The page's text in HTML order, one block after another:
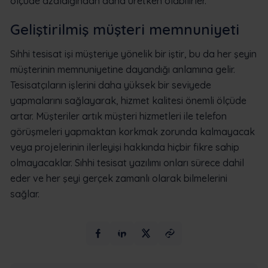
Geliştirilmiş müşteri memnuniyeti
Sıhhi tesisat işi müşteriye yönelik bir iştir, bu da her şeyin
müşterinin memnuniyetine dayandığı anlamına gelir.
Tesisatçıların işlerini daha yüksek bir seviyede
yapmalarını sağlayarak, hizmet kalitesi önemli ölçüde
artar. Müşteriler artık müşteri hizmetleri ile telefon
görüşmeleri yapmaktan korkmak zorunda kalmayacak
veya projelerinin ilerleyişi hakkında hiçbir fikre sahip
olmayacaklar. Sıhhi tesisat yazılımı onları sürece dahil
eder ve her şeyi gerçek zamanlı olarak bilmelerini
sağlar.